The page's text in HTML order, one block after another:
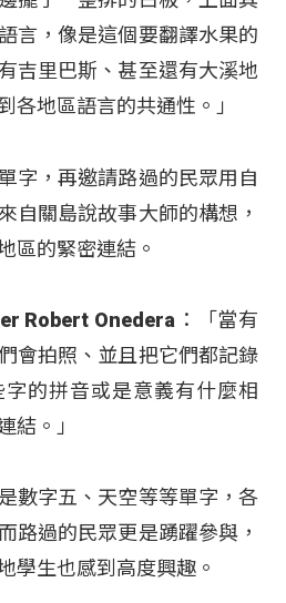
言，像是這個要翻譯水果的
吉里巴斯、甚至還有大溪地
各地區語言的共通性。」
字，再邀請路過的民眾用自
自關島說故事大師的構想，
區的緊密連結。
Robert Onedera：「當有
會拍照、並且把它們都記錄
的拼音或是意義有什麼相
結。」
數字五、天空等等單字，各
路過的民眾更是踴躍參與，
學生也感到高度興趣。